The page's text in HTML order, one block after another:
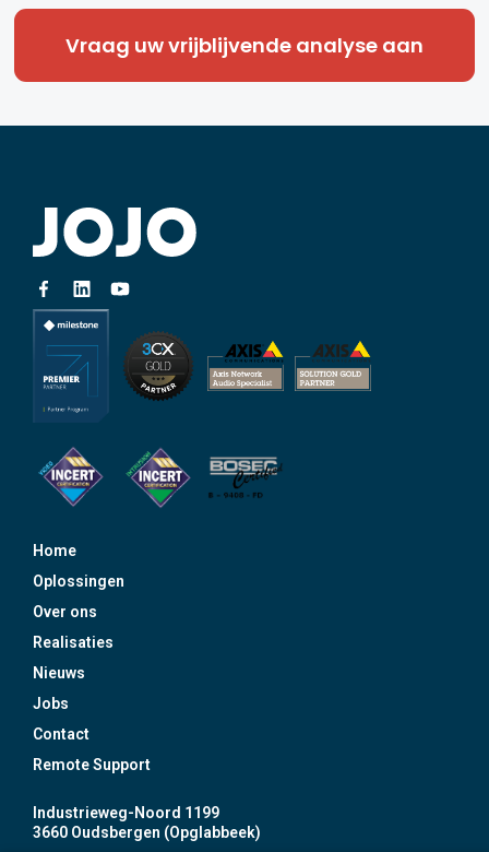
Vraag uw vrijblijvende analyse aan
Home
Oplossingen
Over ons
Realisaties
Nieuws
Jobs
Contact
Remote Support
Industrieweg-Noord 1199
3660 Oudsbergen (Opglabbeek)